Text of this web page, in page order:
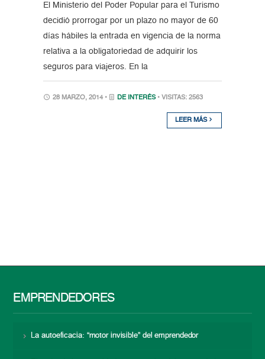
El Ministerio del Poder Popular para el Turismo
decidió prorrogar por un plazo no mayor de 60
días hábiles la entrada en vigencia de la norma
relativa a la obligatoriedad de adquirir los
seguros para viajeros. En la
28 MARZO, 2014 • DE INTERÉS • VISITAS: 2563
LEER MÁS
EMPRENDEDORES
La autoeficacia: “motor invisible” del emprendedor